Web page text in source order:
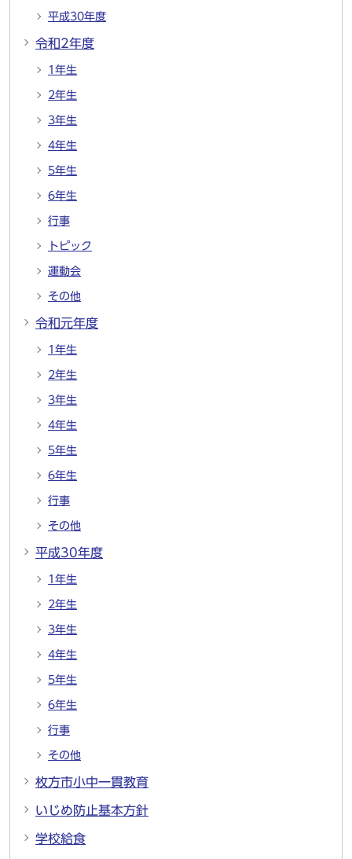
平成30年度
令和2年度
1年生
2年生
3年生
4年生
5年生
6年生
行事
トピック
運動会
その他
令和元年度
1年生
2年生
3年生
4年生
5年生
6年生
行事
その他
平成30年度
1年生
2年生
3年生
4年生
5年生
6年生
行事
その他
枚方市小中一貫教育
いじめ防止基本方針
学校給食